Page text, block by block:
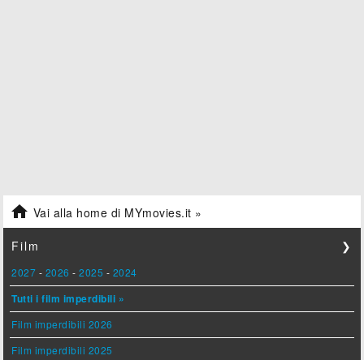
 Vai alla home di MYmovies.it »
Film ❯
2027 - 2026 -2025 - 2024
Tutti i film imperdibili »
Film imperdibili 2026
Film imperdibili 2025